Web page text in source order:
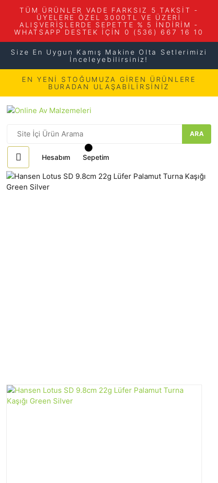
TÜM ÜRÜNLER VADE FARKSIZ 5 TAKSİT -
ÜYELERE ÖZEL 3000TL VE ÜZERİ
ALIŞVERİŞLERDE SEPETTE % 5 İNDİRİM -
WHATSAPP DESTEK İÇİN 0 (536) 667 16 10
Size En Uygun Kamış Makine Olta Setlerimizi
İnceleyebilirsiniz!
EN YENİ STOĞUMUZA GİREN ÜRÜNLERE
BURADAN ULAŞABİLİRSİNİZ
ARA
Hesabım Sepetim